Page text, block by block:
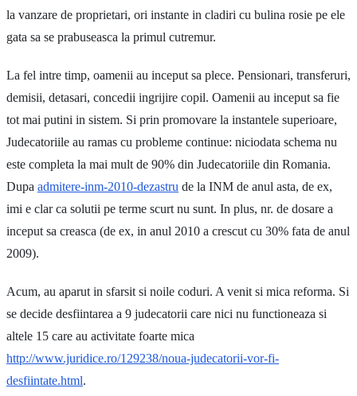
la vanzare de proprietari, ori instante in cladiri cu bulina rosie pe ele
gata sa se prabuseasca la primul cutremur.
La fel intre timp, oamenii au inceput sa plece. Pensionari, transferuri,
demisii, detasari, concedii ingrijire copil. Oamenii au inceput sa fie
tot mai putini in sistem. Si prin promovare la instantele superioare,
Judecatoriile au ramas cu probleme continue: niciodata schema nu
este completa la mai mult de 90% din Judecatoriile din Romania.
Dupa admitere-inm-2010-dezastru de la INM de anul asta, de ex,
imi e clar ca solutii pe terme scurt nu sunt. In plus, nr. de dosare a
inceput sa creasca (de ex, in anul 2010 a crescut cu 30% fata de anul
2009).
Acum, au aparut in sfarsit si noile coduri. A venit si mica reforma. Si
se decide desfiintarea a 9 judecatorii care nici nu functioneaza si
altele 15 care au activitate foarte mica
http://www.juridice.ro/129238/noua-judecatorii-vor-fi-
desfiintate.html.